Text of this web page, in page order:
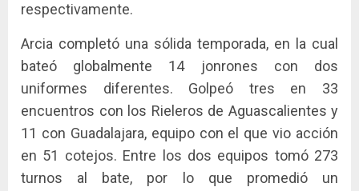
respectivamente.
Arcia completó una sólida temporada, en la cual
bateó globalmente 14 jonrones con dos
uniformes diferentes. Golpeó tres en 33
encuentros con los Rieleros de Aguascalientes y
11 con Guadalajara, equipo con el que vio acción
en 51 cotejos. Entre los dos equipos tomó 273
turnos al bate, por lo que promedió un